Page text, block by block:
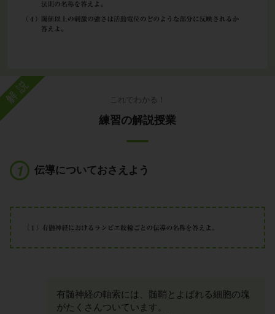
解説 これでわかる！
練習の解説授業
伝導についておさえよう
有髄神経の軸索には、髄鞘とよばれる細胞の塊
がたくさんついています。